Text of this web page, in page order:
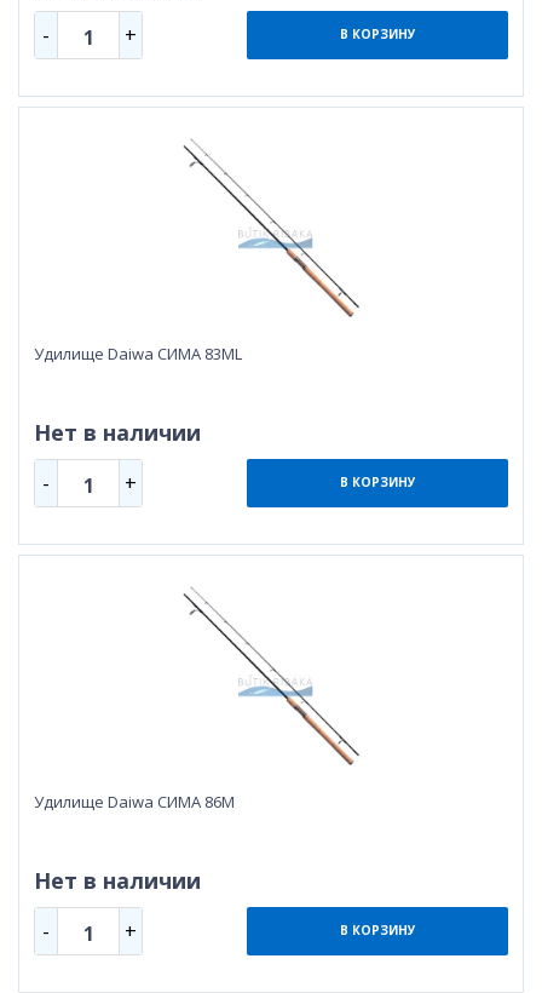
- 1 + В КОРЗИНУ
Удилище Daiwa СИМА 83МL
Нет в наличии
- 1 + В КОРЗИНУ
Удилище Daiwa СИМА 86М
Нет в наличии
- 1 + В КОРЗИНУ